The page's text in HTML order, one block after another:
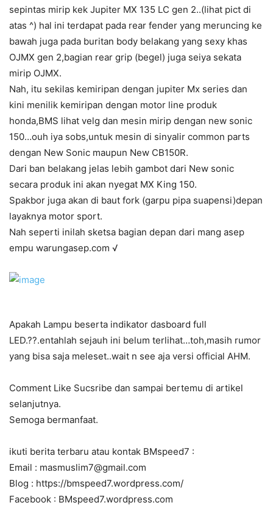
sepintas mirip kek Jupiter MX 135 LC gen 2..(lihat pict di
atas ^) hal ini terdapat pada rear fender yang meruncing ke
bawah juga pada buritan body belakang yang sexy khas
OJMX gen 2,bagian rear grip (begel) juga seiya sekata
mirip OJMX.
Nah, itu sekilas kemiripan dengan jupiter Mx series dan
kini menilik kemiripan dengan motor line produk
honda,BMS lihat velg dan mesin mirip dengan new sonic
150…ouh iya sobs,untuk mesin di sinyalir common parts
dengan New Sonic maupun New CB150R.
Dari ban belakang jelas lebih gambot dari New sonic
secara produk ini akan nyegat MX King 150.
Spakbor juga akan di baut fork (garpu pipa suapensi)depan
layaknya motor sport.
Nah seperti inilah sketsa bagian depan dari mang asep
empu warungasep.com √
Apakah Lampu beserta indikator dasboard full
LED.??.entahlah sejauh ini belum terlihat…toh,masih rumor
yang bisa saja meleset..wait n see aja versi official AHM.
Comment Like Sucsribe dan sampai bertemu di artikel
selanjutnya.
Semoga bermanfaat.
ikuti berita terbaru atau kontak BMspeed7 :
Email : masmuslim7@gmail.com
Blog : https://bmspeed7.wordpress.com/
Facebook : BMspeed7.wordpress.com